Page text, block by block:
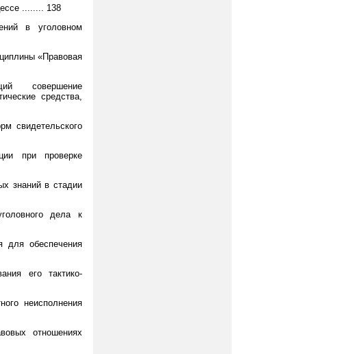
........ 138
в уголовном
«Правовая
совершение
средства,
свидетельского
при проверке
знаний в стадии
дела к
для обеспечения
его тактико-
неисполнения
отношениях